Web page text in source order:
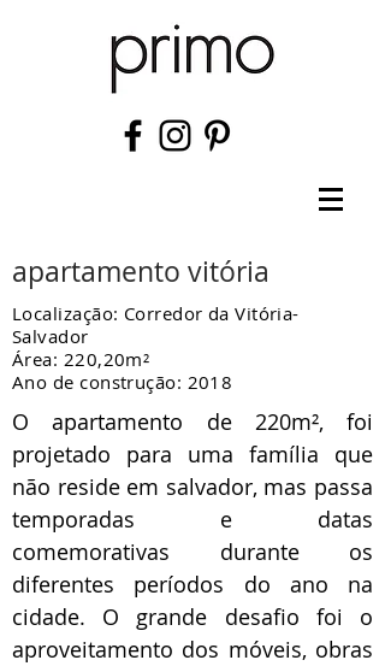
apartamento vitória
Localização: Corredor da Vitória-
Salvador
Área: 220,20m²
Ano de construção: 2018
O apartamento de 220m², foi
projetado para uma família que
não reside em salvador, mas passa
temporadas e datas
comemorativas durante os
diferentes períodos do ano na
cidade. O grande desafio foi o
aproveitamento dos móveis, obras